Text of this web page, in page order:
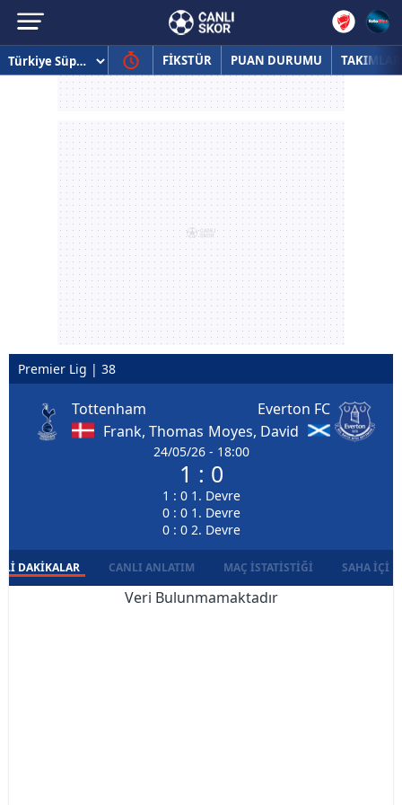
FİKSTÜR PUAN DURUMU TAKIMLAR
Premier Lig | 38
Tottenham
Frank, Thomas
24/05/26 - 18:00
1 : 0
1 : 0 1. Devre
0 : 0 1. Devre
0 : 0 2. Devre
Everton FC
Moyes, David
DAKIKALAR CANLI ANLATIM MAÇ İSTATISTIĞI SAHA İÇI
Veri Bulunmamaktadır